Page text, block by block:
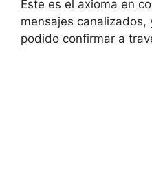
Este es el axioma en
mensajes canalizados,
podido confirmar a